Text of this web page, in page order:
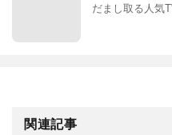
だまし取る人気
関連記事